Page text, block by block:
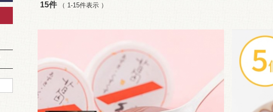
15件（ 1-15件表示 ）